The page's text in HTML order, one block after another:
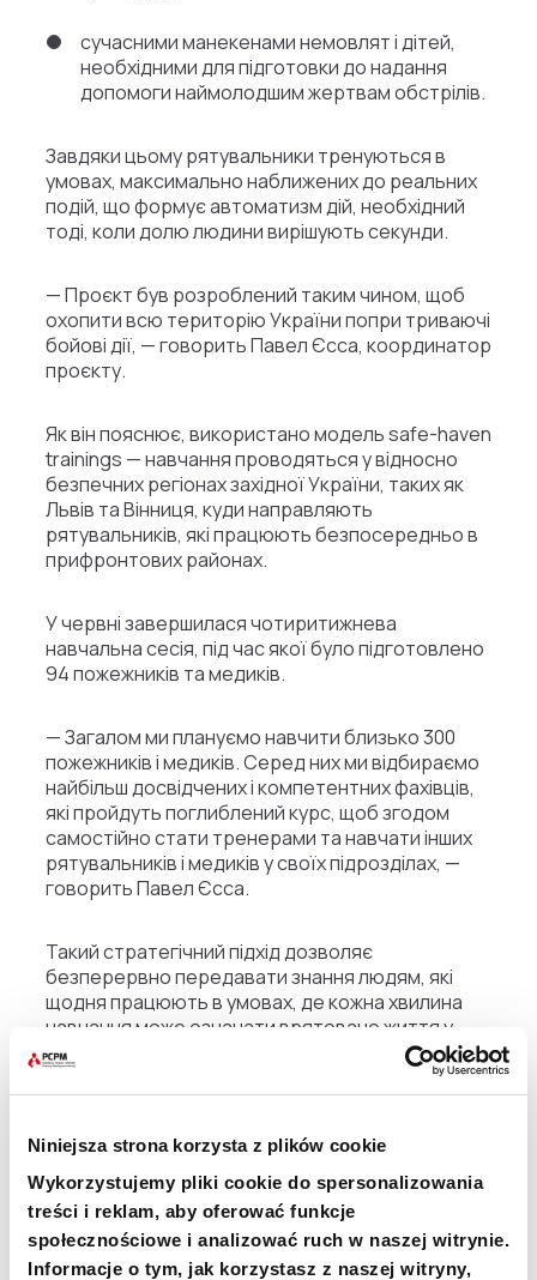
Niniejsza strona korzysta z plików cookie
Wykorzystujemy pliki cookie do spersonalizowania
treści i reklam, aby oferować funkcje
społecznościowe i analizować ruch w naszej witrynie.
Informacje o tym, jak korzystasz z naszej witryny,
сучасними манекенами немовлят і дітей,
необхідними для підготовки до надання
допомоги наймолодшим жертвам обстрілів.
Завдяки цьому рятувальники тренуються в
умовах, максимально наближених до реальних
подій, що формує автоматизм дій, необхідний
тоді, коли долю людини вирішують секунди.
— Проєкт був розроблений таким чином, щоб
охопити всю територію України попри триваючі
бойові дії, — говорить Павел Єсса, координатор
проєкту.
Як він пояснює, використано модель safe-haven
trainings — навчання проводяться у відносно
безпечних регіонах західної України, таких як
Львів та Вінниця, куди направляють
рятувальників, які працюють безпосередньо в
прифронтових районах.
У червні завершилася чотиритижнева
навчальна сесія, під час якої було підготовлено
94 пожежників та медиків.
— Загалом ми плануємо навчити близько 300
пожежників і медиків. Серед них ми відбираємо
найбільш досвідчених і компетентних фахівців,
які пройдуть поглиблений курс, щоб згодом
самостійно стати тренерами та навчати інших
рятувальників і медиків у своїх підрозділах, —
говорить Павел Єсса.
Такий стратегічний підхід дозволяє
безперервно передавати знання людям, які
щодня працюють в умовах, де кожна хвилина
навчання може означати врятоване життя у
зруйнованому Дніпрі чи Харкові.
Найбільшою цінністю проєкту є не обладнання,
а люди. Для забезпечення довгострокового
ефекту під час навчань польські інструктори
Медичного рятувального загону PCPM